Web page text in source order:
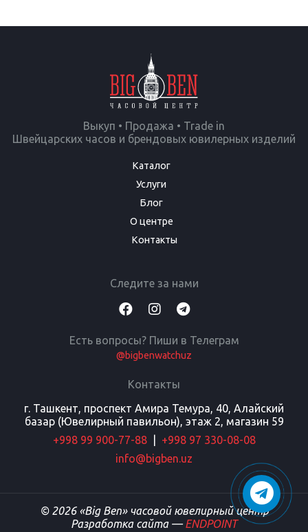
Выкуп • Продажа • Trade in
Швейцарских часов и брендовых ювилерных изделий
Каталог
Услуги
Блог
О центре
Контакты
Следите за нами
Есть вопросы? Пиши в Телеграм
@bigbenwatchuz
Контакты
г. Ташкент, проспект Амира Темура, 40, Алайский
базар (Ювелирный павильон), этаж 2, магазин 59
+998 99 900-77-88
+998 97 330-08-08
info@bigben.uz
© 2026 «Big Ben» часовой ювелирный центр
Разработка сайта —ENDPOINT